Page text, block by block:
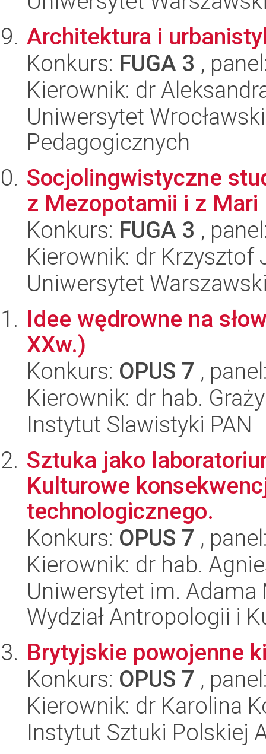
Architektura i
Konkurs: FUGA 3 ,
Kierownik: dr
Uniwersytet
Pedagogicznych
Socjolingwistyczne
z Mezopotamii i z Mari
Konkurs: FUGA 3 ,
Kierownik: dr Krzysztof
Uniwersytet
Idee wędrowne na
XXw.)
Konkurs: OPUS 7 ,
Kierownik: dr hab.
Instytut Slawistyki PAN
Sztuka jako
Kulturowe
technologicznego.
Konkurs: OPUS 7 ,
Kierownik: dr hab.
Uniwersytet im.
Wydział Antropologii i
Brytyjskie powojenne
Konkurs: OPUS 7 ,
Kierownik: dr Karolina
Instytut Sztuki Polskiej